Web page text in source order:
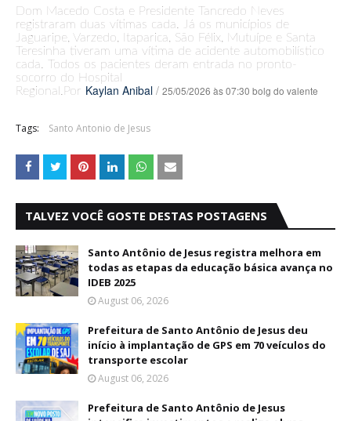
Dom Macedo Costa e Presidente Tancredo Neves
registraram duas vítimas cada. Já os municípios de
Jaguaripe, Varzedo, Itaparica, São Félix, Mutuípe e Santa
Teresinha tiveram uma vítima de acidente automobilístico
cada. Todos os pacientes deram entrada no pronto-
socorro do Hospital
Regional.Por Kaylan Anibal / 25/05/2026 às 07:30 bolg do valente
Tags: Santo Antonio de Jesus
TALVEZ VOCÊ GOSTE DESTAS POSTAGENS
Santo Antônio de Jesus registra melhora em
todas as etapas da educação básica avança no
IDEB 2025
August 06, 2026
Prefeitura de Santo Antônio de Jesus deu
início à implantação de GPS em 70 veículos do
transporte escolar
August 06, 2026
Prefeitura de Santo Antônio de Jesus